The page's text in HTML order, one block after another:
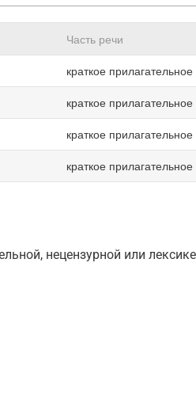
Часть речи
краткое прилагательное
краткое прилагательное
краткое прилагательное
краткое прилагательное
нецензурной или